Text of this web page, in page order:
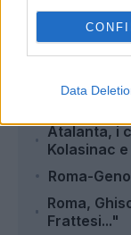
Data
Leggi
Atalanta, i
Kolasinac
Roma-
Roma,
Frattesi..."